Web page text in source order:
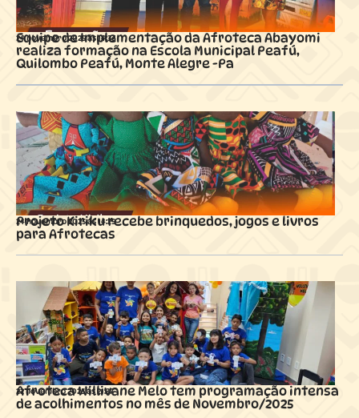
24 novembro 2025 ás14:36
Equipe de Implementação da Afroteca Abayomi
realiza formação na Escola Municipal Peafú,
Quilombo Peafú, Monte Alegre -Pa
24 novembro 2025 ás14:29
Projeto Kiriku recebe brinquedos, jogos e livros
para Afrotecas
22 novembro 2025 ás21:37
Afroteca Willivane Melo tem programação intensa
de acolhimentos no mês de Novembro/2025